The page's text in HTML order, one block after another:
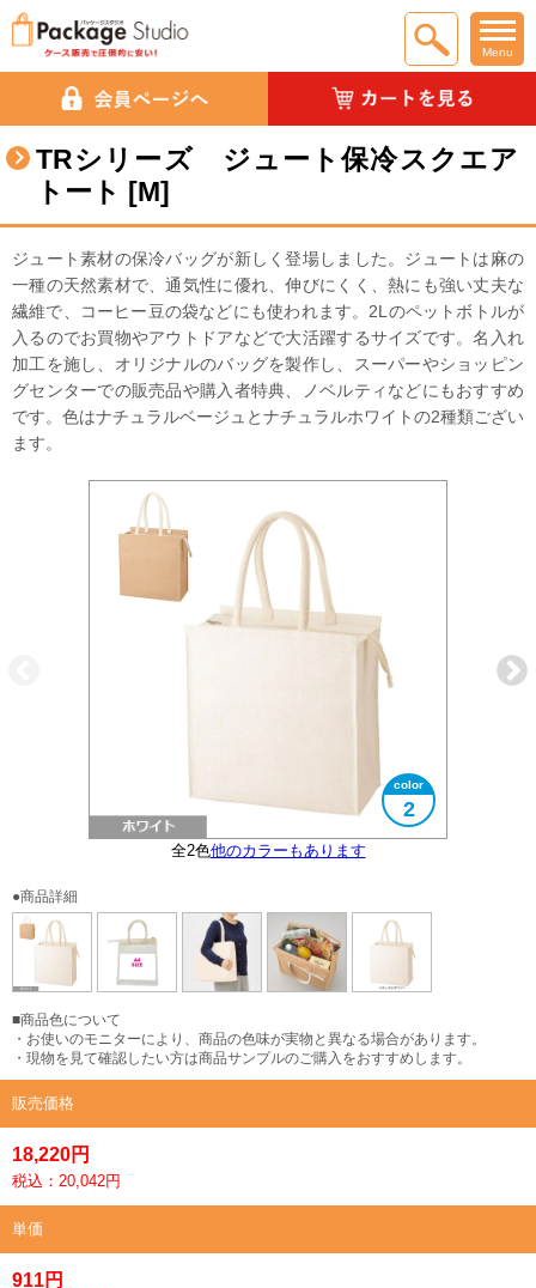
Menu
TRシリーズ ジュート保冷スクエア
トート [M]
ジュート素材の保冷バッグが新しく登場しました。ジュートは麻の
一種の天然素材で、通気性に優れ、伸びにくく、熱にも強い丈夫な
繊維で、コーヒー豆の袋などにも使われます。2Lのペットボトルが
入るのでお買物やアウトドアなどで大活躍するサイズです。名入れ
加工を施し、オリジナルのバッグを製作し、スーパーやショッピン
グセンターでの販売品や購入者特典、ノベルティなどにもおすすめ
です。色はナチュラルベージュとナチュラルホワイトの2種類ござい
ます。
全2色他のカラーもあります
2
A4サイズ
大きさイメージ
使用イメージ
●商品詳細
■商品色について
・お使いのモニターにより、商品の色味が実物と異なる場合があります。
・現物を見て確認したい方は商品サンプルのご購入をおすすめします。
販売価格
18,220円
税込：20,042円
単価
911円